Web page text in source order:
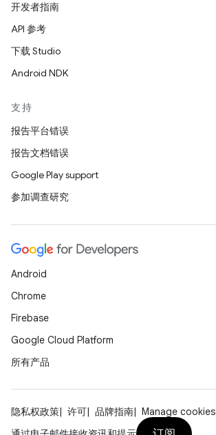
开发者指南
API 参考
下载 Studio
Android NDK
支持
报告平台错误
报告文档错误
Google Play support
参加调查研究
Android
Chrome
Firebase
Google Cloud Platform
所有产品
隐私权政策 许可 品牌指南
Manage cookies